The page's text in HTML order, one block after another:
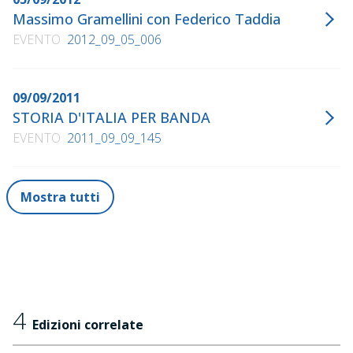
Massimo Gramellini con Federico Taddia
EVENTO 2012_09_05_006
09/09/2011
STORIA D'ITALIA PER BANDA
EVENTO 2011_09_09_145
Mostra tutti
4 Edizioni correlate